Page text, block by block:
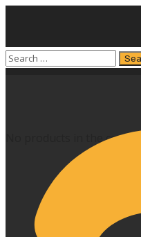
No products in the cart.